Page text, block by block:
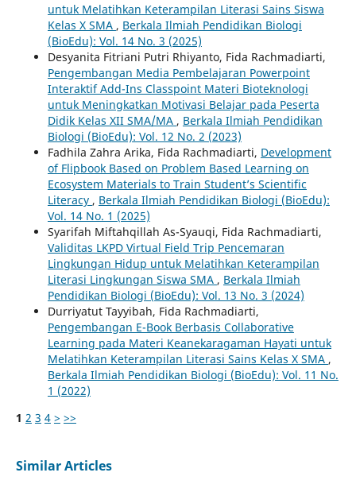
untuk Melatihkan Keterampilan Literasi Sains Siswa
Kelas X SMA , Berkala Ilmiah Pendidikan Biologi
(BioEdu): Vol. 14 No. 3 (2025)
Desyanita Fitriani Putri Rhiyanto, Fida Rachmadiarti,
Pengembangan Media Pembelajaran Powerpoint
Interaktif Add-Ins Classpoint Materi Bioteknologi
untuk Meningkatkan Motivasi Belajar pada Peserta
Didik Kelas XII SMA/MA , Berkala Ilmiah Pendidikan
Biologi (BioEdu): Vol. 12 No. 2 (2023)
Fadhila Zahra Arika, Fida Rachmadiarti, Development
of Flipbook Based on Problem Based Learning on
Ecosystem Materials to Train Student’s Scientific
Literacy , Berkala Ilmiah Pendidikan Biologi (BioEdu):
Vol. 14 No. 1 (2025)
Syarifah Miftahqillah As-Syauqi, Fida Rachmadiarti,
Validitas LKPD Virtual Field Trip Pencemaran
Lingkungan Hidup untuk Melatihkan Keterampilan
Literasi Lingkungan Siswa SMA , Berkala Ilmiah
Pendidikan Biologi (BioEdu): Vol. 13 No. 3 (2024)
Durriyatut Tayyibah, Fida Rachmadiarti,
Pengembangan E-Book Berbasis Collaborative
Learning pada Materi Keanekaragaman Hayati untuk
Melatihkan Keterampilan Literasi Sains Kelas X SMA ,
Berkala Ilmiah Pendidikan Biologi (BioEdu): Vol. 11 No.
1 (2022)
1 2 3 4 > >>
Similar Articles